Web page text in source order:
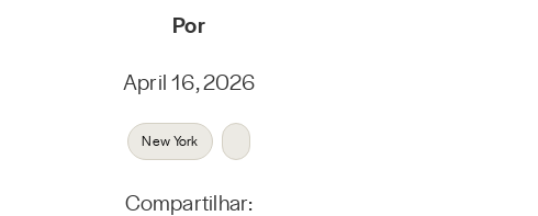
Por
April 16, 2026
New York
Compartilhar: